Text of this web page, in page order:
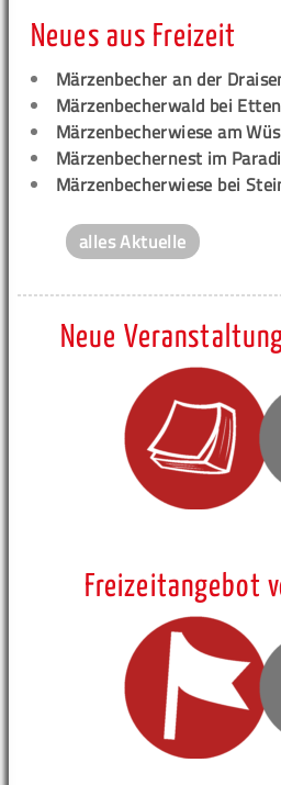
Neues aus Freizeit
Märzenbecher an der
Märzenbecherwald bei
Märzenbecherwiese am
Märzenbechernest im
Märzenbecherwiese bei
alles Aktuelle
Neue
Freizeitangebot